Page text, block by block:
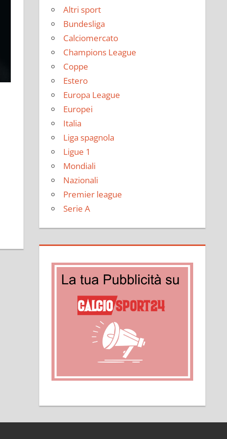
Altri sport
Bundesliga
Calciomercato
Champions League
Coppe
Estero
Europa League
Europei
Italia
Liga spagnola
Ligue 1
Mondiali
Nazionali
Premier league
Serie A